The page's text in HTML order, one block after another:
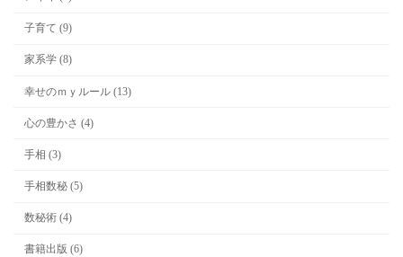
子育て (9)
家系学 (8)
幸せのｍｙルール (13)
心の豊かさ (4)
手相 (3)
手相数秘 (5)
数秘術 (4)
書籍出版 (6)